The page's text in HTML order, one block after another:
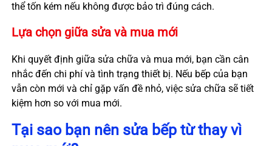
thể tốn kém nếu không được bảo trì đúng cách.
Lựa chọn giữa sửa và mua mới
Khi quyết định giữa sửa chữa và mua mới, bạn cần cân
nhắc đến chi phí và tình trạng thiết bị. Nếu bếp của bạn
vẫn còn mới và chỉ gặp vấn đề nhỏ, việc sửa chữa sẽ tiết
kiệm hơn so với mua mới.
Tại sao bạn nên sửa bếp từ thay vì